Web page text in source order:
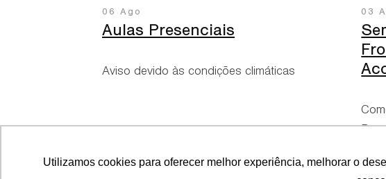
Utilizamos cookies para oferecer melhor experiência, melhorar o
06 Ago
Aulas Presenciais
Aviso devido às condições climáticas
03